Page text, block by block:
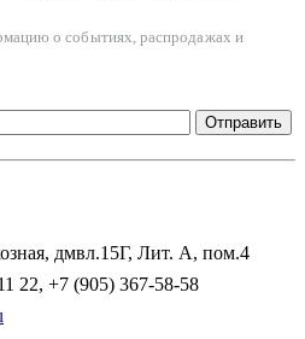
о событиях, распродажах и
дмвл.15Г, Лит. А, пом.4
22, +7 (905) 367-58-58